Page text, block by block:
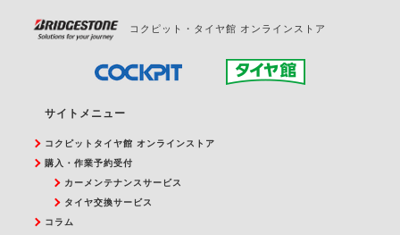
コクピット・タイヤ館 オンラインストア
サイトメニュー
コクピットタイヤ館 オンラインストア
購入・作業予約受付
カーメンテナンスサービス
タイヤ交換サービス
コラム